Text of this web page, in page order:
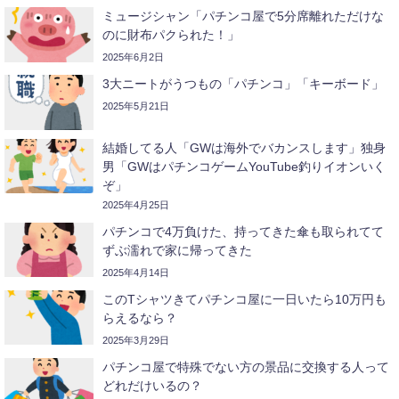
ミュージシャン「パチンコ屋で5分席離れただけな
のに財布パクられた！」
2025年6月2日
3大ニートがうつもの「パチンコ」「キーボード」
2025年5月21日
結婚してる人「GWは海外でバカンスします」独身
男「GWはパチンコゲームYouTube釣りイオンいく
ぞ」
2025年4月25日
パチンコで4万負けた、持ってきた傘も取られてて
ずぶ濡れで家に帰ってきた
2025年4月14日
このTシャツきてパチンコ屋に一日いたら10万円も
らえるなら？
2025年3月29日
パチンコ屋で特殊でない方の景品に交換する人って
どれだけいるの？